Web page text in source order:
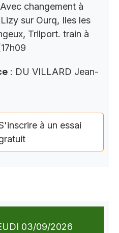
changement à
sur Ourq, Iles les
Trilport. train à
: DU VILLARD Jean-
à un essai
03/09/2026